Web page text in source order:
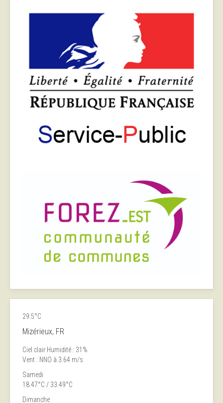
29.5°C
Mizérieux, FR
Ciel clair Humidité : 31%
Vent : NNO à 3.64 m/s
Samedi
18.47°C / 33.49°C
Dimanche